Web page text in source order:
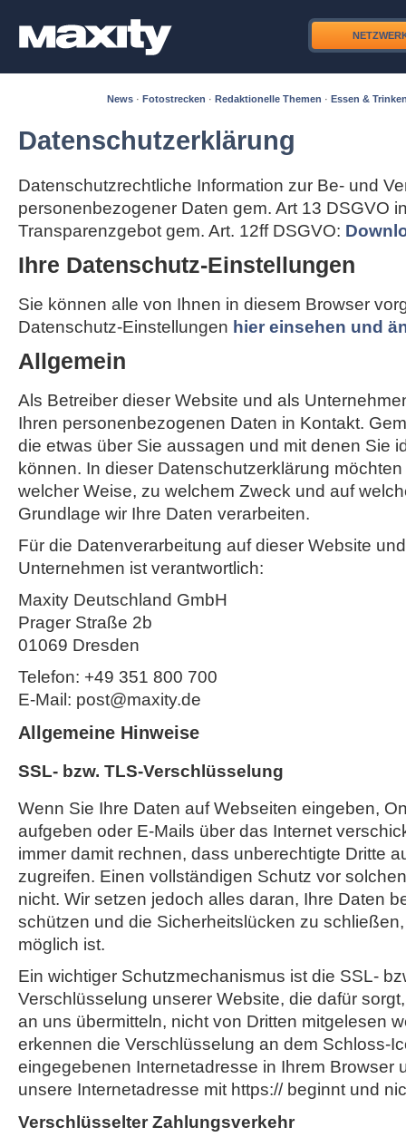
News · Fotostrecken · Redaktionelle Themen · Essen &
Datenschutzerklärung
Datenschutzrechtliche Information zur Be- und
personenbezogener Daten gem. Art 13 DSGVO
Transparenzgebot gem. Art. 12ff DSGVO:
Ihre Datenschutz-Einstellungen
Sie können alle von Ihnen in diesem Browser
Datenschutz-Einstellungen hier einsehen und
Allgemein
Als Betreiber dieser Website und als
Ihren personenbezogenen Daten in Kontakt.
die etwas über Sie aussagen und mit denen Sie
können. In dieser Datenschutzerklärung
welcher Weise, zu welchem Zweck und auf
Grundlage wir Ihre Daten verarbeiten.
Für die Datenverarbeitung auf dieser Website
Unternehmen ist verantwortlich:
Maxity Deutschland GmbH
Prager Straße 2b
01069 Dresden
Telefon: +49 351 800 700
E-Mail: post@maxity.de
Allgemeine Hinweise
SSL- bzw. TLS-Verschlüsselung
Wenn Sie Ihre Daten auf Webseiten eingeben,
aufgeben oder E-Mails über das Internet
immer damit rechnen, dass unberechtigte Dritte
zugreifen. Einen vollständigen Schutz vor
nicht. Wir setzen jedoch alles daran, Ihre Daten
schützen und die Sicherheitslücken zu
möglich ist.
Ein wichtiger Schutzmechanismus ist die SSL-
Verschlüsselung unserer Website, die dafür
an uns übermitteln, nicht von Dritten mitgelesen
erkennen die Verschlüsselung an dem Schloss-
eingegebenen Internetadresse in Ihrem Browser
unsere Internetadresse mit https:// beginnt und
Verschlüsselter Zahlungsverkehr